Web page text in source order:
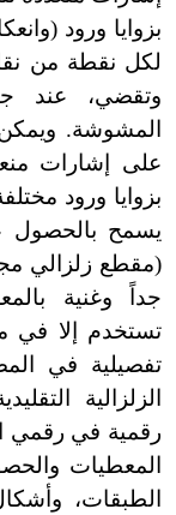
بزوايا ورود
وتقضي، عند
المشوشة.
على إشارات
بزوايا ورود
يسمح
(مقطع زلزالي
جداً وغنية
تستخدم إلا في
تفصيلية في
الزلزالية
رقمية في رقمي
المعطيات
الطبقات،